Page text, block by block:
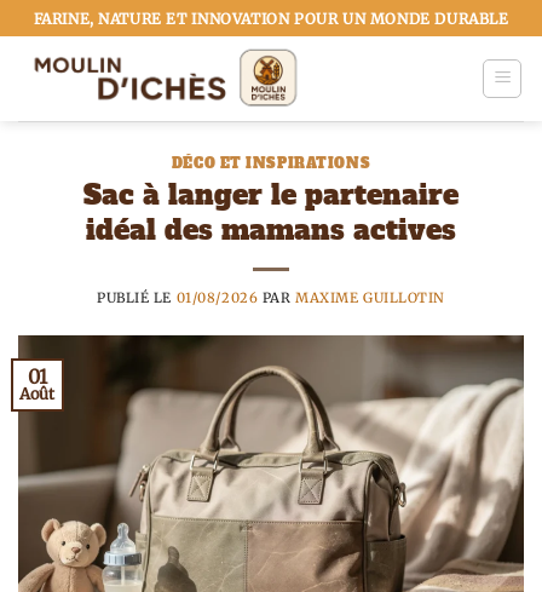
Passer
au
contenu
FARINE, NATURE ET INNOVATION POUR UN MONDE DURABLE
DÉCO ET INSPIRATIONS
Sac à langer le partenaire
idéal des mamans actives
PUBLIÉ LE 01/08/2026 PARMAXIME GUILLOTIN
01
Août